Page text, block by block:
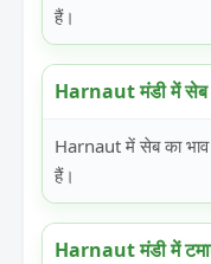
हैं।
Harnaut मंडी में सेब
Harnaut में सेब का
हैं।
Harnaut मंडी में